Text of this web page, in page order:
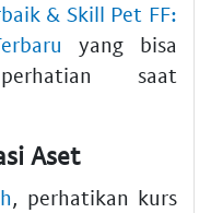
& Skill Pet FF:
yang bisa
saat
Aset
, perhatikan kurs